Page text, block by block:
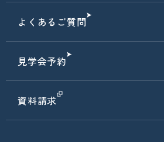
よくあるご質問
見学会予約
資料請求